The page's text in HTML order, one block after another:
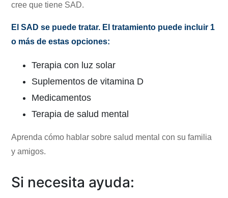
cree que tiene SAD.
El SAD se puede tratar. El tratamiento puede incluir 1
o más de estas opciones:
Terapia con luz solar
Suplementos de vitamina D
Medicamentos
Terapia de salud mental
Aprendacómo hablar sobre salud mental con su familia
y amigos.
Si necesita ayuda: